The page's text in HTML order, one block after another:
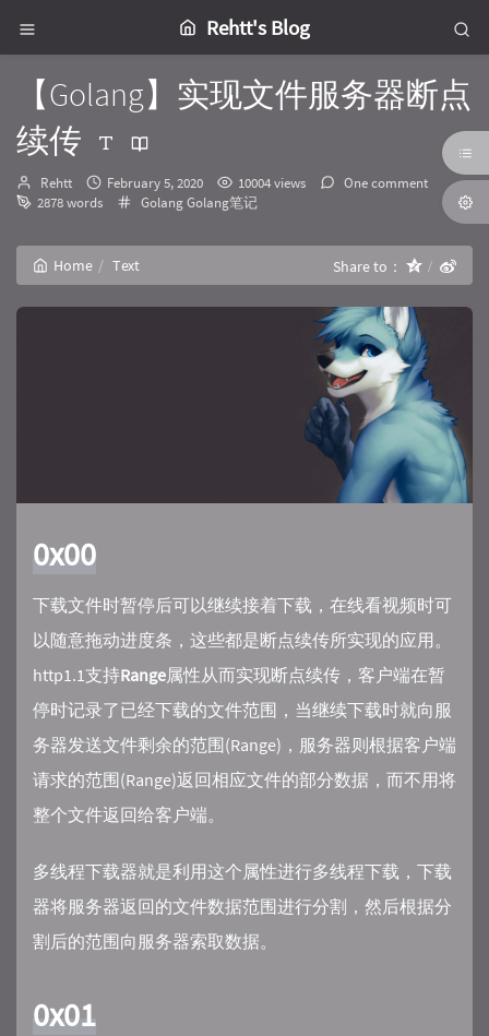
Rehtt's Blog
【Golang】实现文件服务器断点
续传
Author：
Rehtt
发
布
February 5, 2020 10004 views
One comment
2878 words
Categories：
GolangGolang笔记
Home Text Share to：
0x00
下载文件时暂停后可以继续接着下载，在线看视频时可
以随意拖动进度条，这些都是断点续传所实现的应用。
http1.1支持Range属性从而实现断点续传，客户端在暂
停时记录了已经下载的文件范围，当继续下载时就向服
务器发送文件剩余的范围(Range)，服务器则根据客户端
请求的范围(Range)返回相应文件的部分数据，而不用将
整个文件返回给客户端。
多线程下载器就是利用这个属性进行多线程下载，下载
器将服务器返回的文件数据范围进行分割，然后根据分
割后的范围向服务器索取数据。
0x01